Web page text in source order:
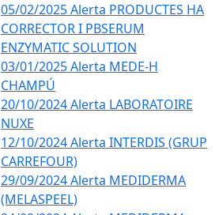
05/02/2025 Alerta PRODUCTES HA
CORRECTOR I PBSERUM
ENZYMATIC SOLUTION
03/01/2025 Alerta MEDE-H
CHAMPÚ
20/10/2024 Alerta LABORATOIRE
NUXE
12/10/2024 Alerta INTERDIS (GRUP
CARREFOUR)
29/09/2024 Alerta MEDIDERMA
(MELASPEEL)